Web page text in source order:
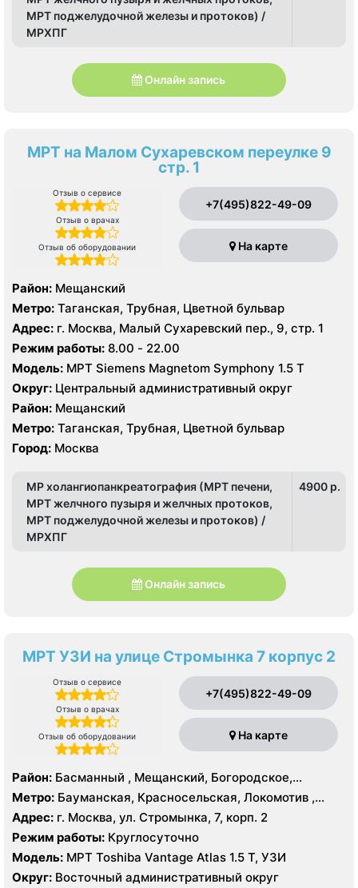
МРТ поджелудочной железы и протоков) /
МРХПГ
Онлайн запись
МРТ на Малом Сухаревском переулке 9
стр. 1
Отзыв о сервисе
Отзыв о врачах
Отзыв об оборудовании
+7(495)822-49-09
На карте
Район: Мещанский
Метро: Таганская, Трубная, Цветной бульвар
Адрес: г. Москва, Малый Сухаревский пер., 9, стр. 1
Режим работы: 8.00 - 22.00
Модель: МРТ Siemens Magnetom Symphony 1.5 Т
Округ: Центральный административный округ
Район: Мещанский
Метро: Таганская, Трубная, Цветной бульвар
Город: Москва
МР холангиопанкреатография (МРТ печени,
МРТ желчного пузыря и желчных протоков,
МРТ поджелудочной железы и протоков) /
МРХПГ
4900 p.
Онлайн запись
МРТ УЗИ на улице Стромынка 7 корпус 2
Отзыв о сервисе
Отзыв о врачах
Отзыв об оборудовании
+7(495)822-49-09
На карте
Район: Басманный , Мещанский, Богородское,
Восточный, Восточное Измайлово, Гольяново,
Измайлово, Метрогородок, Северное Измайлово,
Соколиная Гора, Сокольники, Лефортово
Метро: Бауманская, Красносельская, Локомотив ,
Преображенская площадь, Сокольники, Черкизовская,
Электрозаводская
Адрес: г. Москва, ул. Стромынка, 7, корп. 2
Режим работы: Круглосуточно
Модель: МРТ Toshiba Vantage Atlas 1.5 Т, УЗИ
Округ: Восточный административный округ